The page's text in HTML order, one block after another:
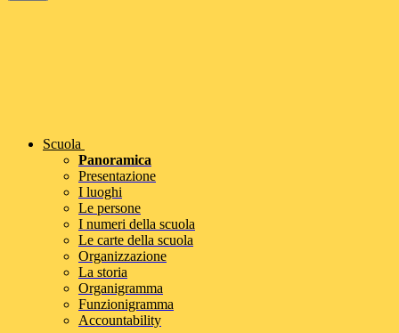
Scuola
Panoramica
Presentazione
I luoghi
Le persone
I numeri della scuola
Le carte della scuola
Organizzazione
La storia
Organigramma
Funzionigramma
Accountability